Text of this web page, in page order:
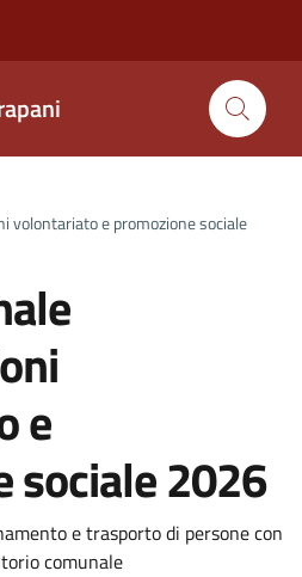
volontariato e promozione sociale
e
sociale 2026
e trasporto di persone con
comunale